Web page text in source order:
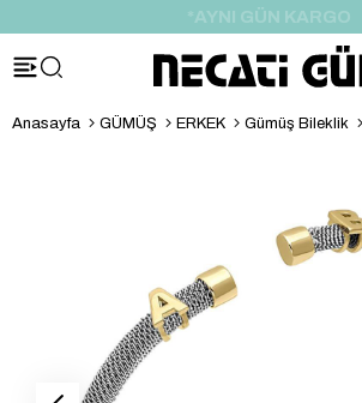
*HEDİYE PAKETİ &
Anasayfa GÜMÜŞ ERKEK Gümüş Bileklik